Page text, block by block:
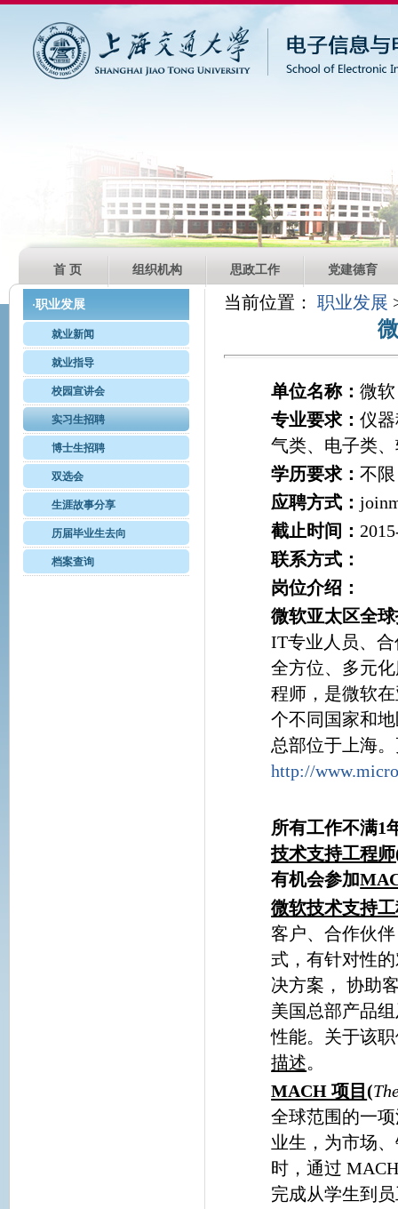
首 页 组织机构 思政工作 党建德育
·职业发展
就业新闻
就业指导
校园宣讲会
实习生招聘
博士生招聘
双选会
生涯故事分享
历届毕业生去向
档案查询
当前位置：职业发展
单位名称：微
专业要求：仪
气类、电子类
学历要求：不限
应聘方式：
截止时间：
联系方式：
岗位介绍：
微软亚太区全
IT专业人员、
全方位、多元
程师，是微软
个不同国家和
总部位于上海
http://
所有工作不满1
技术支持工程师
有机会参加
微软技术支持
客户、合作伙
式，有针对性
决方案， 协助
美国总部产品
性能。关于该
描述。
MACH 项目(
全球范围的一
业生，为市场
时，通过
完成从学生到